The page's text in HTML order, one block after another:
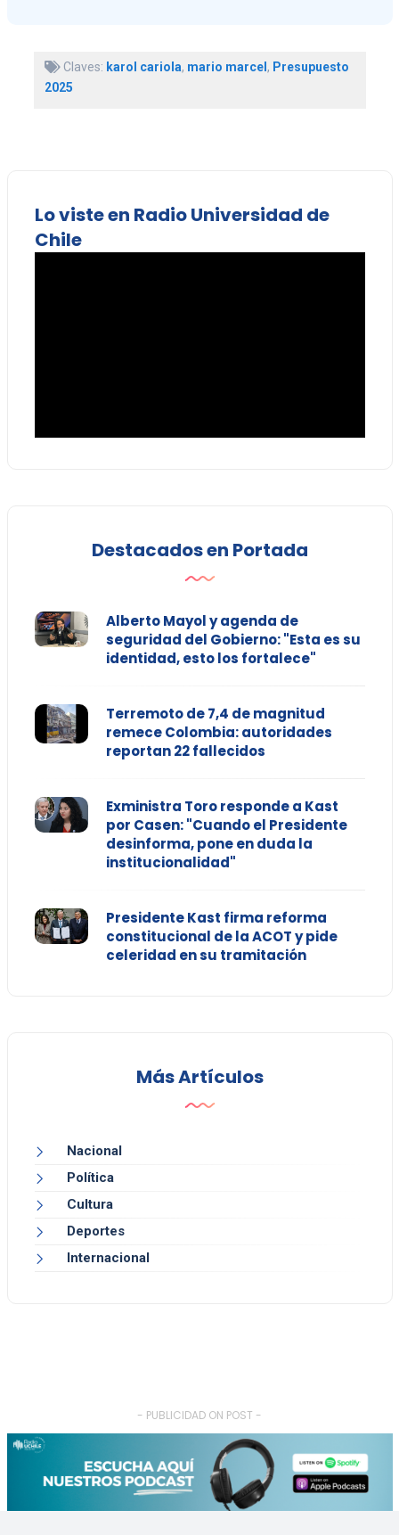
Claves: karol cariola, mario marcel, Presupuesto
2025
Lo viste en Radio Universidad de
Chile
Destacados en Portada
Alberto Mayol y agenda de
seguridad del Gobierno: "Esta es su
identidad, esto los fortalece"
Terremoto de 7,4 de magnitud
remece Colombia: autoridades
reportan 22 fallecidos
Exministra Toro responde a Kast
por Casen: "Cuando el Presidente
desinforma, pone en duda la
institucionalidad"
Presidente Kast firma reforma
constitucional de la ACOT y pide
celeridad en su tramitación
Más Artículos
Nacional
Política
Cultura
Deportes
Internacional
- PUBLICIDAD ON POST -